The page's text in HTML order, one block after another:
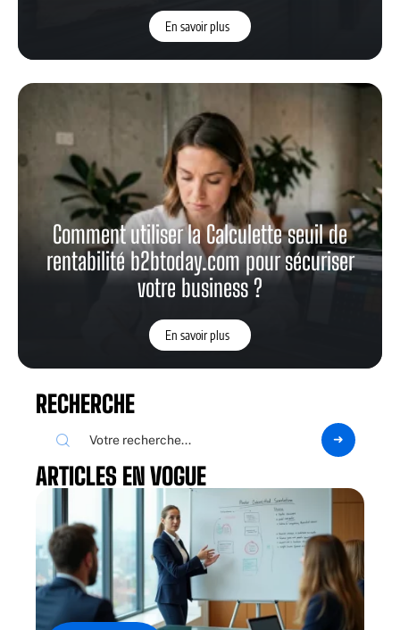
En savoir plus
Comment utiliser la Calculette seuil de
rentabilité b2btoday.com pour sécuriser
votre business ?
En savoir plus
RECHERCHE
ARTICLES EN VOGUE